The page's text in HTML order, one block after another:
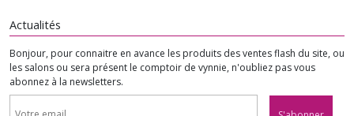
Actualités
Bonjour, pour connaitre en avance les produits des ventes flash du site, ou
les salons ou sera présent le comptoir de vynnie, n'oubliez pas vous
abonnez à la newsletters.